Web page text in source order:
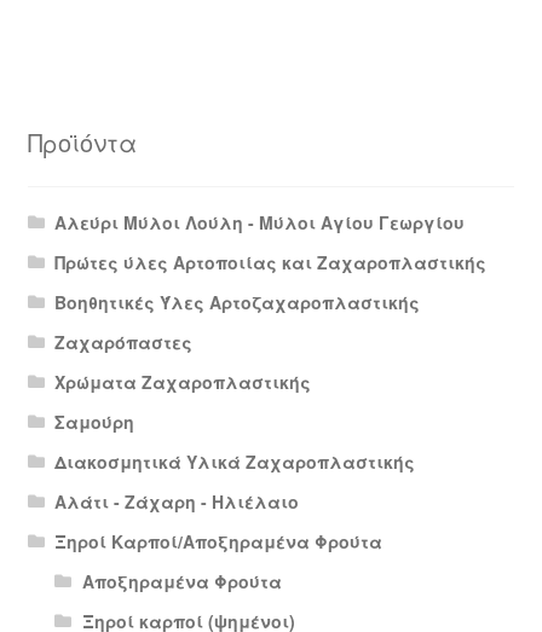
Προϊόντα
Αλεύρι Μύλοι Λούλη - Μύλοι Αγίου Γεωργίου
Πρώτες ύλες Αρτοποιίας και Ζαχαροπλαστικής
Βοηθητικές Ύλες Αρτοζαχαροπλαστικής
Ζαχαρόπαστες
Χρώματα Ζαχαροπλαστικής
Σαμούρη
Διακοσμητικά Υλικά Ζαχαροπλαστικής
Αλάτι - Ζάχαρη - Ηλιέλαιο
Ξηροί Καρποί/Αποξηραμένα Φρούτα
Αποξηραμένα Φρούτα
Ξηροί καρποί (ψημένοι)